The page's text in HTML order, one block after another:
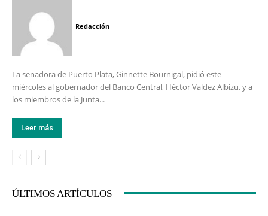
Redacción
La senadora de Puerto Plata, Ginnette Bournigal, pidió este
miércoles al gobernador del Banco Central, Héctor Valdez Albizu, y a
los miembros de la Junta...
Leer más
ÚLTIMOS ARTÍCULOS